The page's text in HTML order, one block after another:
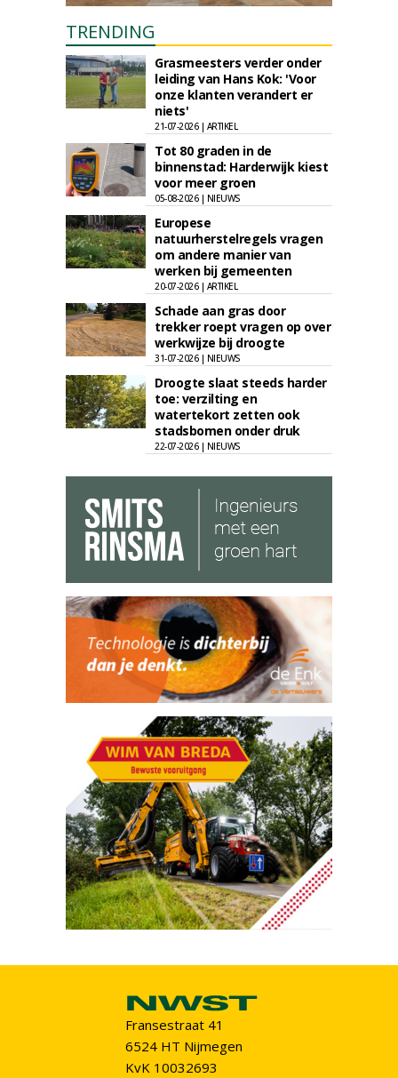
TRENDING
Grasmeesters verder onder
leiding van Hans Kok: 'Voor
onze klanten verandert er
niets'
21-07-2026 | ARTIKEL
Tot 80 graden in de
binnenstad: Harderwijk kiest
voor meer groen
05-08-2026 | NIEUWS
Europese
natuurherstelregels vragen
om andere manier van
werken bij gemeenten
20-07-2026 | ARTIKEL
Schade aan gras door
trekker roept vragen op over
werkwijze bij droogte
31-07-2026 | NIEUWS
Droogte slaat steeds harder
toe: verzilting en
watertekort zetten ook
stadsbomen onder druk
22-07-2026 | NIEUWS
Fransestraat 41
6524 HT Nijmegen
KvK 10032693